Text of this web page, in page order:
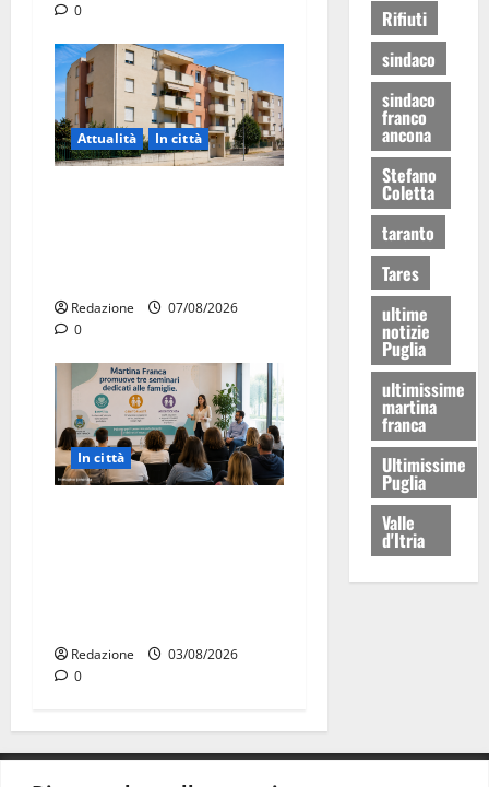
0
Attualità In città
Redazione
07/08/2026
0
In città
Redazione
03/08/2026
0
Rifiuti
sindaco
sindaco
franco
ancona
Stefano
Coletta
taranto
Tares
ultime
notizie
Puglia
ultimissime
martina
franca
Ultimissime
Puglia
Valle
d'Itria